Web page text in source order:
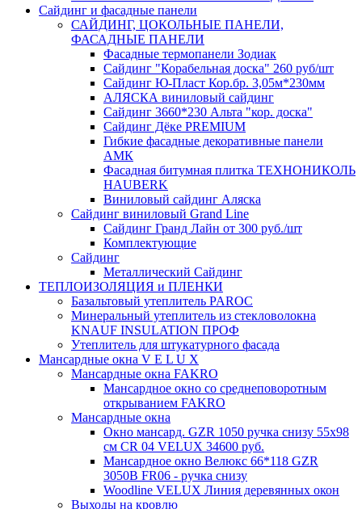
Сайдинг и фасадные панели
САЙДИНГ, ЦОКОЛЬНЫЕ ПАНЕЛИ,
ФАСАДНЫЕ ПАНЕЛИ
Фасадные термопанели Зодиак
Сайдинг "Корабельная доска" 260 руб/шт
Сайдинг Ю-Пласт Кор.бр. 3,05м*230мм
АЛЯСКА виниловый сайдинг
Сайдинг 3660*230 Альта "кор. доска"
Сайдинг Дёке PREMIUM
Гибкие фасадные декоративные панели
АМК
Фасадная битумная плитка ТЕХНОНИКОЛЬ
HAUBERK
Виниловый сайдинг Аляска
Сайдинг виниловый Grand Line
Сайдинг Гранд Лайн от 300 руб./шт
Комплектующие
Сайдинг
Металлический Сайдинг
ТЕПЛОИЗОЛЯЦИЯ и ПЛЕНКИ
Базальтовый утеплитель PAROC
Минеральный утеплитель из стекловолокна
KNAUF INSULATION ПРОФ
Утеплитель для штукатурного фасада
Мансардные окна V E L U X
Мансардные окна FAKRO
Мансардное окно со среднеповоротным
открыванием FAKRO
Мансардные окна
Окно мансард. GZR 1050 ручка снизу 55х98
см CR 04 VELUX 34600 руб.
Мансардное окно Велюкс 66*118 GZR
3050B FR06 - ручка снизу
Woodline VELUX Линия деревянных окон
Выходы на кровлю